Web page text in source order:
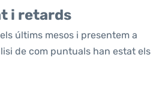
i retards
últims mesos i presentem a
de com puntuals han estat els